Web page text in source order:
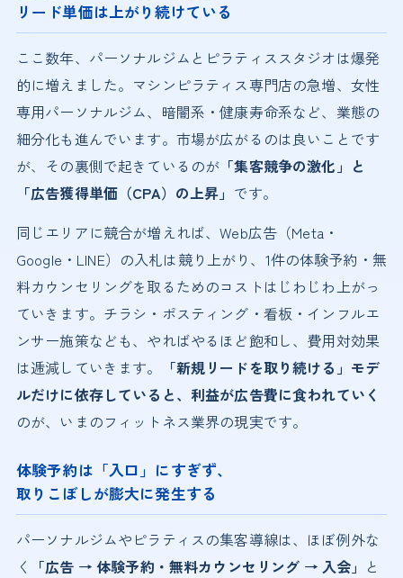
リード単価は上がり続けている
ここ数年、パーソナルジムとピラティススタジオは爆発
的に増えました。マシンピラティス専門店の急増、女性
専用パーソナルジム、暗闇系・健康寿命系など、業態の
細分化も進んでいます。市場が広がるのは良いことです
が、その裏側で起きているのが 「集客競争の激化」と
「広告獲得単価（CPA）の上昇」 です。
同じエリアに競合が増えれば、Web広告（Meta・
Google・LINE）の入札は競り上がり、1件の体験予約・無
料カウンセリングを取るためのコストはじわじわ上がっ
ていきます。チラシ・ポスティング・看板・インフルエ
ンサー施策なども、やればやるほど飽和し、費用対効果
は逓減していきます。
「新規リードを取り続ける」モデ
ルだけに依存していると、利益が広告費に食われていく
のが、いまのフィットネス業界の現実です。
体験予約は「入口」にすぎず、
取りこぼしが膨大に発生する
パーソナルジムやピラティスの集客導線は、ほぼ例外な
く
「広告 → 体験予約・無料カウンセリング → 入会」 と